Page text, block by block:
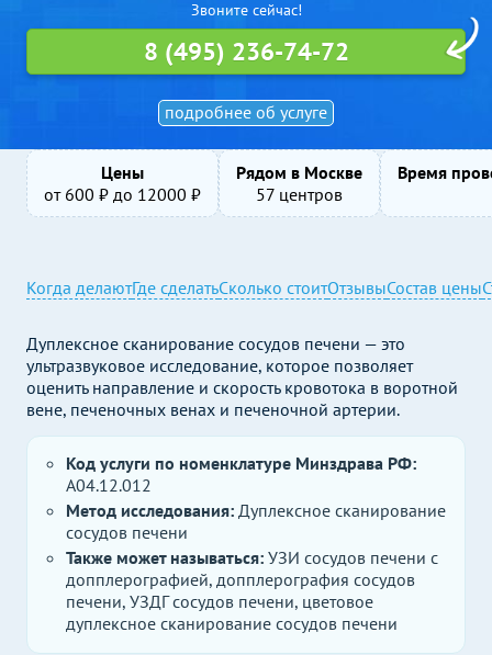
подробнее об услуге
Звоните сейчас!
8 (495) 236-74-72
Цены
от 600 ₽ до 12000 ₽
Рядом в Москве
57 центров
Время
Когда делаютГде сделатьСколько стоитОтзывыСостав цены
Дуплексное сканирование сосудов печени — это
ультразвуковое исследование, которое позволяет
оценить направление и скорость кровотока в воротной
вене, печеночных венах и печеночной артерии.
Код услуги по номенклатуре Минздрава РФ:
A04.12.012
Метод исследования: Дуплексное сканирование
сосудов печени
Также может называться: УЗИ сосудов печени с
допплерографией, допплерография сосудов
печени, УЗДГ сосудов печени, цветовое
дуплексное сканирование сосудов печени